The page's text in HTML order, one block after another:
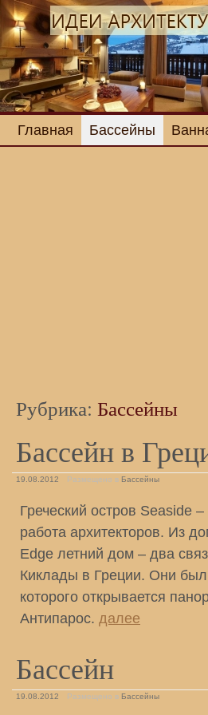
Главная Бассейны
Рубрика: Бассейны
Бассейн в
19.08.2012 Размещено в Бассейны
Греческий остров Seaside
работа архитекторов. Из
Edge летний дом – два
Киклады в Греции. Они
которого открывается
Антипарос. далее
Бассейн
19.08.2012 Размещено в Бассейны